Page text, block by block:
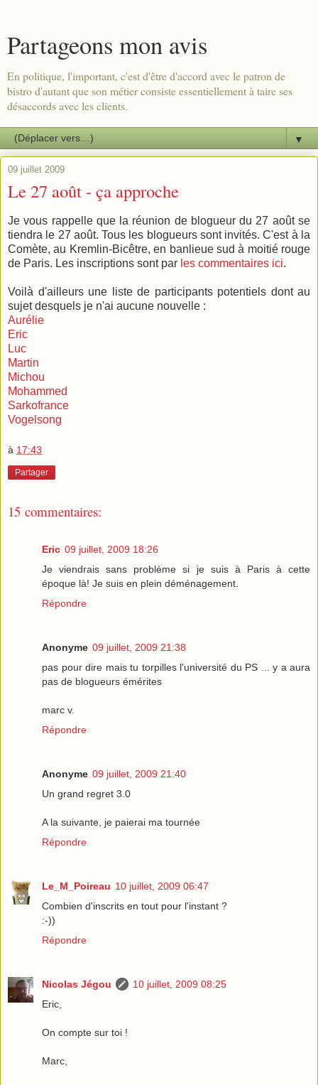
Partageons mon avis
En politique, l'important, c'est d'être d'accord avec le patron de
bistro d'autant que son métier consiste essentiellement à taire ses
désaccords avec les clients.
▼
09 juillet 2009
Le 27 août - ça approche
Je vous rappelle que la réunion de blogueur du 27 août se
tiendra le 27 août. Tous les blogueurs sont invités. C'est à la
Comète, au Kremlin-Bicêtre, en banlieue sud à moitié rouge
de Paris. Les inscriptions sont par les commentaires ici.
Voilà d'ailleurs une liste de participants potentiels dont au
sujet desquels je n'ai aucune nouvelle :
Aurélie
Eric
Luc
Martin
Michou
Mohammed
Sarkofrance
Vogelsong
à 17:43
Partager
15 commentaires:
Eric 09 juillet, 2009 18:26
Je viendrais sans problème si je suis à Paris à cette
époque là! Je suis en plein déménagement.
Répondre
Anonyme 09 juillet, 2009 21:38
pas pour dire mais tu torpilles l'université du PS ... y a aura
pas de blogueurs émérites
marc v.
Répondre
Anonyme 09 juillet, 2009 21:40
Un grand regret 3.0
A la suivante, je paierai ma tournée
Répondre
Le_M_Poireau 10 juillet, 2009 06:47
Combien d'inscrits en tout pour l'instant ?
:-))
Répondre
Nicolas Jégou
10 juillet, 2009 08:25
Eric,
On compte sur toi !
Marc,